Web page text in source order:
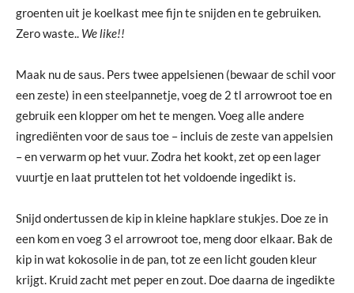
groenten uit je koelkast mee fijn te snijden en te gebruiken.
Zero waste.. We like!!
Maak nu de saus. Pers twee appelsienen (bewaar de schil voor
een zeste) in een steelpannetje, voeg de 2 tl arrowroot toe en
gebruik een klopper om het te mengen. Voeg alle andere
ingrediënten voor de saus toe – incluis de zeste van appelsien
– en verwarm op het vuur. Zodra het kookt, zet op een lager
vuurtje en laat pruttelen tot het voldoende ingedikt is.
Snijd ondertussen de kip in kleine hapklare stukjes. Doe ze in
een kom en voeg 3 el arrowroot toe, meng door elkaar. Bak de
kip in wat kokosolie in de pan, tot ze een licht gouden kleur
krijgt. Kruid zacht met peper en zout. Doe daarna de ingedikte